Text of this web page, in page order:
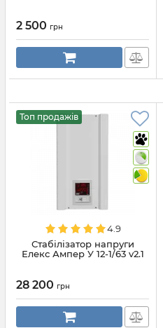
2 500 грн
Топ продажів
4.9
Стабілізатор напруги
Елекс Ампер У 12-1/63 v2.1
28 200 грн